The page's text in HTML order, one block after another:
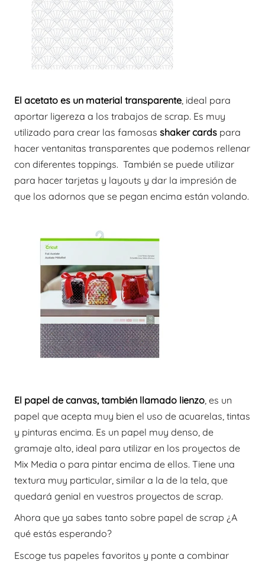
El acetato es un material transparente , ideal para
aportar ligereza a los trabajos de scrap. Es muy
utilizado para crear las famosas shaker cards para
hacer ventanitas transparentes que podemos rellenar
con diferentes toppings. También se puede utilizar
para hacer tarjetas y layouts y dar la impresión de
que los adornos que se pegan encima están volando.
El papel de canvas, también llamado lienzo , es un
papel que acepta muy bien el uso de acuarelas, tintas
y pinturas encima. Es un papel muy denso, de
gramaje alto, ideal para utilizar en los proyectos de
Mix Media o para pintar encima de ellos. Tiene una
textura muy particular, similar a la de la tela, que
quedará genial en vuestros proyectos de scrap.
Ahora que ya sabes tanto sobre papel de scrap ¿A
qué estás esperando?
Escoge tus papeles favoritos y ponte a combinar